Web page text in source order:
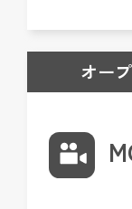
オー